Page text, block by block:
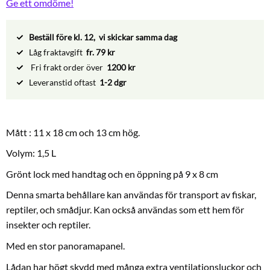
Ge ett omdöme!
Beställ före kl. 12, vi skickar samma dag
Låg fraktavgift fr. 79 kr
Fri frakt order över 1200 kr
Leveranstid oftast 1-2 dgr
Mått : 11 x 18 cm och 13 cm hög.
Volym: 1,5 L
Grönt lock med handtag och en öppning på 9 x 8 cm
Denna smarta behållare kan användas för transport av fiskar,
reptiler, och smådjur. Kan också användas som ett hem för
insekter och reptiler.
Med en stor panoramapanel.
Lådan har högt skydd med många extra ventilationsluckor och